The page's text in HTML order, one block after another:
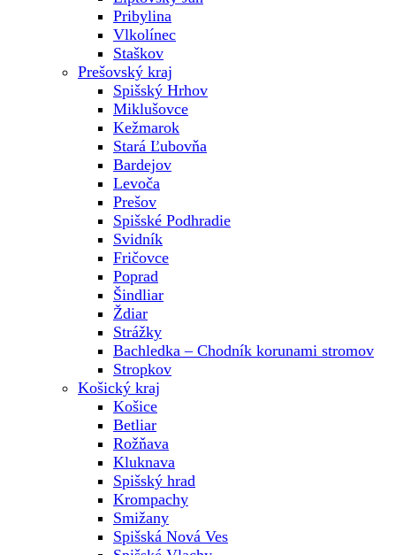
Pribylina
Vlkolínec
Staškov
Prešovský kraj
Spišský Hrhov
Miklušovce
Kežmarok
Stará Ľubovňa
Bardejov
Levoča
Prešov
Spišské Podhradie
Svidník
Fričovce
Poprad
Šindliar
Ždiar
Strážky
Bachledka – Chodník korunami stromov
Stropkov
Košický kraj
Košice
Betliar
Rožňava
Kluknava
Spišský hrad
Krompachy
Smižany
Spišská Nová Ves